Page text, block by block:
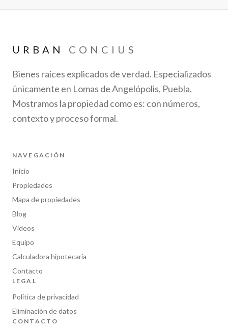
URBAN CONCIUS
Bienes raíces explicados de verdad. Especializados
únicamente en Lomas de Angelópolis, Puebla.
Mostramos la propiedad como es: con números,
contexto y proceso formal.
NAVEGACIÓN
Inicio
Propiedades
Mapa de propiedades
Blog
Videos
Equipo
Calculadora hipotecaria
Contacto
LEGAL
Política de privacidad
Eliminación de datos
CONTACTO